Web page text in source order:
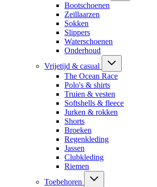
Bootschoenen
Zeillaarzen
Sokken
Slippers
Waterschoenen
Onderhoud
Vrijetijd & casual
The Ocean Race
Polo's & shirts
Truien & vesten
Softshells & fleece
Jurken & rokken
Shorts
Broeken
Regenkleding
Jassen
Clubkleding
Riemen
Toebehoren